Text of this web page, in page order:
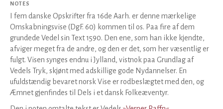
NOTES
I fem danske Opskrifter fra 16de Aarh. er denne mærkelige
Omskabningsvise (DgF. 60) kommen til os. Paa fire af dem
grundede Vedel sin Text 1590. Den ene, som han ikke kjendte,
afviger meget fra de andre, og den er det, som her væsentlig er
fulgt. Visen synges endnu i Jylland, vistnok paa Grundlag af
Vedels Tryk, skjønt med adskillige gode Nydannelser. En
ufuldstændig bevaret norsk Vise er rodbeslægtet med den, og
Æmnet gjenfindes til Dels i et dansk Folkeæventyr.